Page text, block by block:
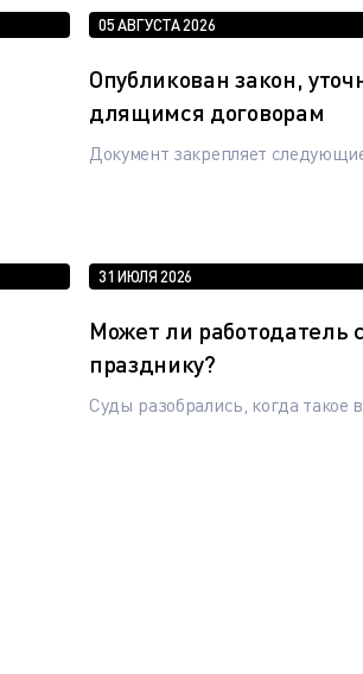
05 АВГУСТА 2026
Опубликован закон,
длящимся договорам
Документ закрепляет
31 ИЮЛЯ 2026
Может ли работодатель
празднику?
Суды разобрались, когда такое